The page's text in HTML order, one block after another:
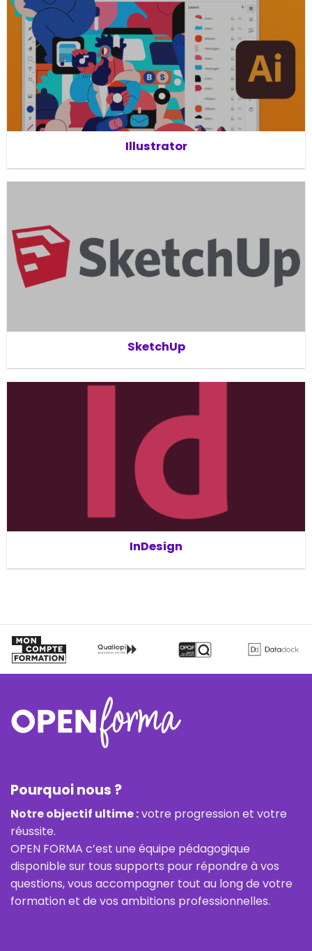
Illustrator
SketchUp
InDesign
Pourquoi nous ?
Notre objectif ultime :votre progression et votre
réussite.
OPEN FORMA c’est une équipe pédagogique
disponible sur tous supports pour répondre à vos
questions, vous accompagner tout au long de votre
formation et de vos ambitions professionnelles.